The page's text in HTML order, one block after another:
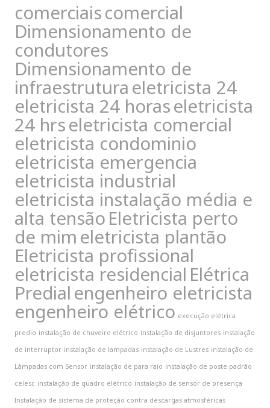
comerciaiscomercial
Dimensionamento de
condutores
Dimensionamento de
infraestrutura eletricista 24
eletricista 24 horaseletricista
24 hrseletricista comercial
eletricista condominio
eletricista emergencia
eletricista industrial
eletricista instalação média e
alta tensão Eletricista perto
de mim eletricista plantão
Eletricista profissional
eletricista residencial Elétrica
Predial engenheiro eletricista
engenheiro elétrico execução elétrica
predio instalação de chuveiro elétrico instalação de disjuntores instalação
de interruptor instalação de lampadas instalação de Lustres instalação de
Lâmpadas com Sensor instalação de para raio instalação de poste padrão
celesc instalação de quadro elétrico instalação de sensor de presença
Instalação de sistema de proteção contra descargas atmosféricas